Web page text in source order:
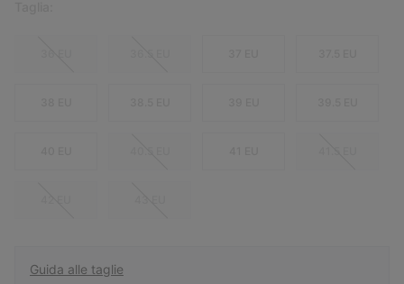
Guida alle taglie